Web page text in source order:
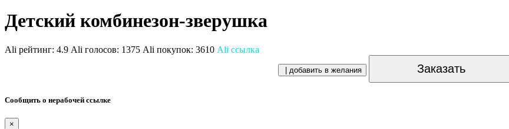
Детский комбинезон-зверушка
Ali рейтинг: 4.9 Ali голосов: 1375 Ali покупок: 3610 Ali ссылка
| добавить в желания Заказать
Сообщить о нерабочей ссылке
×